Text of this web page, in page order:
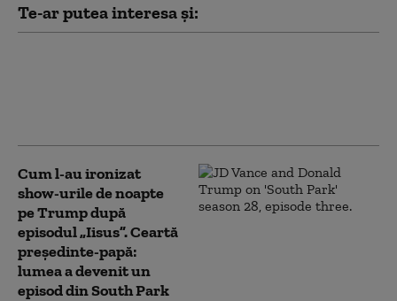
Te-ar putea interesa și:
Cum l-au ironizat
show-urile de noapte
pe Trump după
episodul „Iisus”. Ceartă
președinte-papă:
lumea a devenit un
episod din South Park